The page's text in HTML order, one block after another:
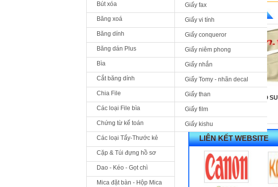
Giấy fax
Giấy vi tính
Giấy conqueror
Giấy niêm phong
Giấy nhắn
Giấy Tomy - nhãn decal
Giấy than
Giấy film
Giấy kishu
Bút xóa
Băng xoá
Băng dính
Băng dán Plus
Bìa
Cắt băng dính
Chia File
Các loại File bìa
Chứng từ kế toán
Các loại Tẩy-Thước kẻ
Cặp & Túi đựng hồ sơ
Dao - Kéo - Gọt chì
Mica đặt bàn - Hộp Mica
GANG TAY CAO SU
LIÊN KẾT WEBSITE